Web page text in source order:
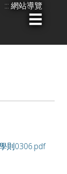
::: 網站導覽
則0306.pdf